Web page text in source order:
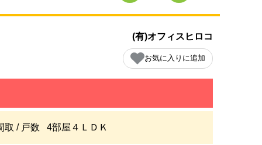
(有)オフィスヒロコ
お気に入りに追加
取 / 戸数 4部屋４ＬＤＫ